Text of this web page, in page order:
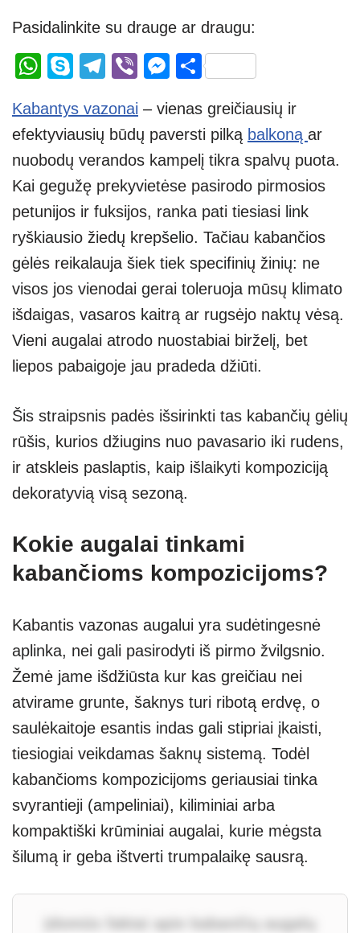
Pasidalinkite su drauge ar draugu:
W
at
s
A
p
p
S
p
e
T
e
gr
a
m
Vi
er
M
ss
e
n
g
er
S
ar
e
Kabantys vazonai – vienas greičiausių ir
efektyviausių būdų paversti pilką balkoną ar
nuobodų verandos kampelį tikra spalvų puota.
Kai gegužę prekyvietėse pasirodo pirmosios
petunijos ir fuksijos, ranka pati tiesiasi link
ryškiausio žiedų krepšelio. Tačiau kabančios
gėlės reikalauja šiek tiek specifinių žinių: ne
visos jos vienodai gerai toleruoja mūsų klimato
išdaigas, vasaros kaitrą ar rugsėjo naktų vėsą.
Vieni augalai atrodo nuostabiai birželį, bet
liepos pabaigoje jau pradeda džiūti.
Šis straipsnis padės išsirinkti tas kabančių gėlių
rūšis, kurios džiugins nuo pavasario iki rudens,
ir atskleis paslaptis, kaip išlaikyti kompoziciją
dekoratyvią visą sezoną.
Kokie augalai tinkami
kabančioms kompozicijoms?
Kabantis vazonas augalui yra sudėtingesnė
aplinka, nei gali pasirodyti iš pirmo žvilgsnio.
Žemė jame išdžiūsta kur kas greičiau nei
atvirame grunte, šaknys turi ribotą erdvę, o
saulėkaitoje esantis indas gali stipriai įkaisti,
tiesiogiai veikdamas šaknų sistemą. Todėl
kabančioms kompozicijoms geriausiai tinka
svyrantieji (ampeliniai), kiliminiai arba
kompaktiški krūminiai augalai, kurie mėgsta
šilumą ir geba ištverti trumpalaikę sausrą.
Įdomūs faktai apie kabančių augalų